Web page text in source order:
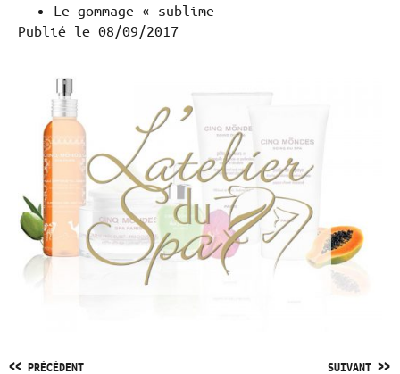
Le gommage « sublime
Publié le 08/09/2017
<< PRÉCÉDENT SUIVANT >>